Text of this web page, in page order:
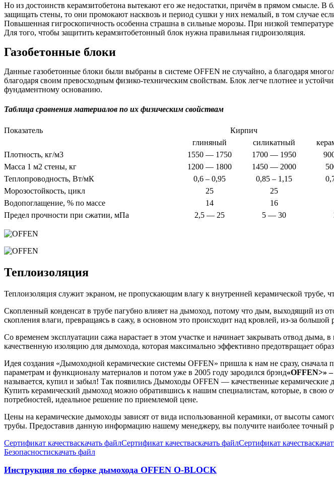
Но из достоинств керамзитобетона вытекают его же недостатки, причём в прямом смысле.
защищать стены, то они промокают насквозь и период сушки у них немалый, в том случае
Повышенная гигроскопичность особенна страшна в сильные морозы. При низкой
Для того, чтобы защитить керамзитобетонный блок нужна правильная гидроизоляция.
Газобетонные блоки
Данные газобетонные блоки были выбраны в системе OFFEN не случайно, а благодаря
благодаря своим превосходным физико-техническим свойствам. Блок легче плотнее и
фундаментному основанию.
Таблица сравнения материалов по их физическим свойствам
Показатель Кирпич
глиняный
силикатный
Плотность, кг/м3
1550 — 1750 1700 — 1950
Масса 1 м2 стены, кг
1200 — 1800 1450 — 2000
Теплопроводность, Вт/мК
0,6 – 0,95 0,85 – 1,15
Морозостойкость, цикл
25 25
Водопоглащение, % по массе
14 16
Предел прочности при сжатии, мПа
2,5 — 25 5 — 30
Теплоизоляция
Теплоизоляция служит экраном, не пропускающим влагу к внутренней керамической трубе,
Скопленный конденсат в трубе пагубно влияет на дымоход, потому что дым, выходящий из
скопления влаги, превращаясь в сажу, в основном это происходит над кровлей, из-за
Со временем эксплуатации сажа нарастает в этом участке и начинает закрывать отвод
качественную изоляцию для дымохода, которая максимально эффективно предотвращает
Идея создания «Дымоходной керамические системы OFFEN» пришла к нам не сразу,
параметрам и функционалу материалов и потом уже в 2005 году зародился брэнд«OFFEN>»
называется, купил и забыл! Так появились Дымоходы OFFEN — качественные керамические
Купить керамический дымоход можно обратившись к нашим специалистам, которые, в свою
потребностей, идеальное решение по приемлемой цене.
Цены на керамические дымоходы зависят от вида использованной керамики, от высоты
трубы. Предоставив данную информацию нашему менеджеру, вы получите наиболее точный
Сертификат качестваскачать файлСертификат качестваскачать файлСертификат качества
Безопасностискачать файл
Инструкция по сборке дымохода OFFEN O-BLOCK